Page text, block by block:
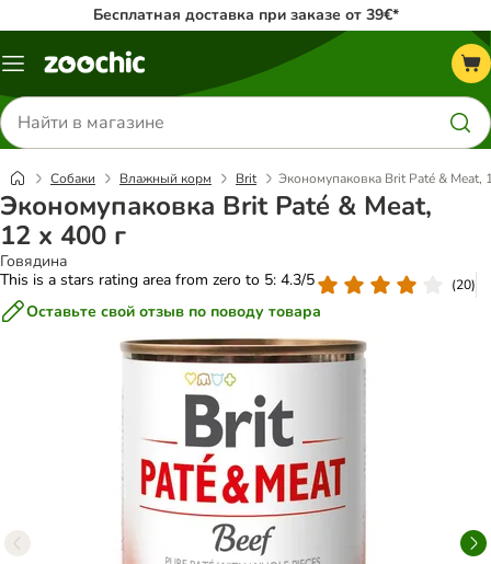
Бесплатная доставка при заказе от 39€*
Каталог
Поиск
товаров
Собаки Влажный корм Brit Экономупаковка Brit Paté & Meat,
Экономупаковка Brit Paté & Meat,
12 x 400 г
Говядина
This is a stars rating area from zero to 5: 4.3/5
(20)
Оставьте свой отзыв по поводу товара